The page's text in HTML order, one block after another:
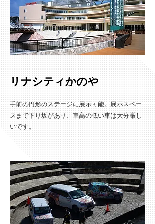
​リナシティかのや
手前の​円形のステージに展示可能。展示スペー
スまで下り坂があり、車高の低い車は大分厳し
いです。